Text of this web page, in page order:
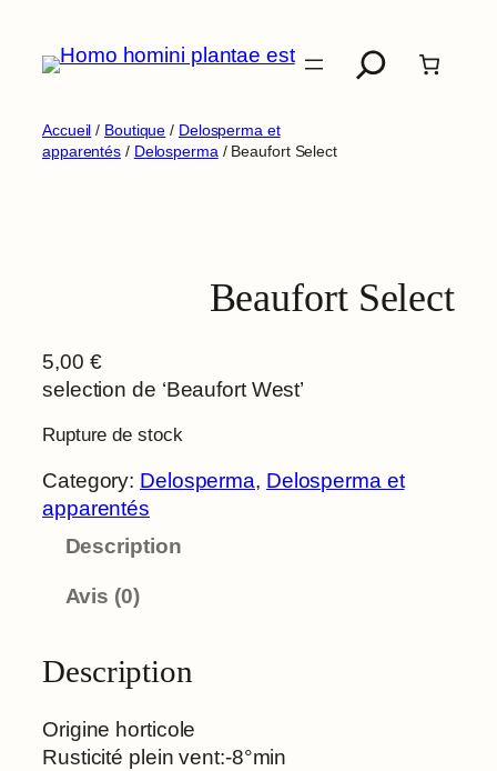
contenu
Accueil / Boutique / Delosperma et
apparentés / Delosperma/ Beaufort Select
Beaufort Select
5,00 €
selection de ‘Beaufort West’
Rupture de stock
Category: Delosperma, Delosperma et
apparentés
Description
Avis (0)
Description
Origine horticole
Rusticité plein vent:-8°min